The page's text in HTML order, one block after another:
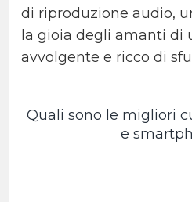
di riproduzione audio,
la gioia degli amanti di
avvolgente e ricco di
Quali sono le migliori
e